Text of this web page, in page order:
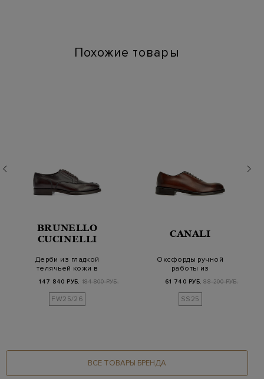
Похожие товары
BRUNELLO
CUCINELLI
Дерби из гладкой
телячьей кожи в
Sm…
147 840 РУБ. 184 800 РУБ.
FW25/26
CANALI
Оксфорды ручной
работы из
патиной
61 740 РУБ. 88 200 РУБ.
SS25
ВСЕ ТОВАРЫ БРЕНДА